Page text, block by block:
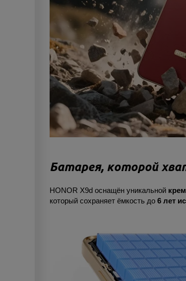
Батарея, которой
HONOR X9d оснащён уникальной
который сохраняет ёмкость до 6 лет